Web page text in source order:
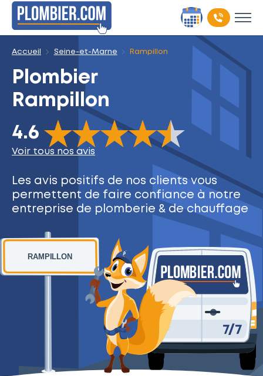
Accueil Seine-et-Marne Rampillon
Plombier
Rampillon
4.6
The rating of this product is 4.6out of 5
Voir tous nos avis
Les avis positifs de nos clientsvous
permettent de faire confiance à notre
entreprise de plomberie & de chauffage
RAMPILLON